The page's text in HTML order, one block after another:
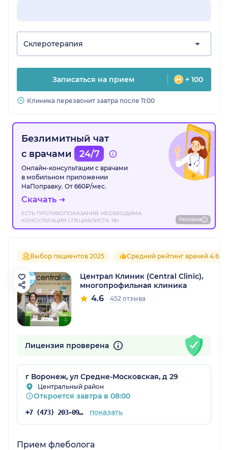
Склеротерапия
Записаться на прием + 100
Клиника перезвонит завтра после 11:00
Безлимитный чат
с врачами
24/7
Онлайн-консультации с врачами
в мобильном приложении
НаПоправку. От 660₽/мес.
Скачать
ЕСТЬ ПРОТИВОПОКАЗАНИЯ. НЕОБХОДИМА
КОНСУЛЬТАЦИЯ СПЕЦИАЛИСТА. 18+
Реклама
Выбор пациентов 2025 Средний рейтинг врачей 4.6
Централ Клиник (Central Clinic),
многопрофильная клиника
4.6 452 отзыва
Лицензия проверена
г Воронеж, ул Средне-Московская, д 29
Центральный район
Откроется завтра в 08:00
+7 (473) 203-09-05 показать
Прием флеболога